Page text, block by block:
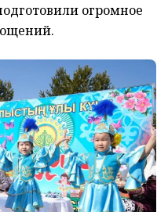
огромное